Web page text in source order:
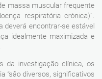
massa muscular frequente
respiratória crónica)”.
deverá encontrar-se estável
idealmente maximizada e
da investigação clínica, os
“são diversos, significativos